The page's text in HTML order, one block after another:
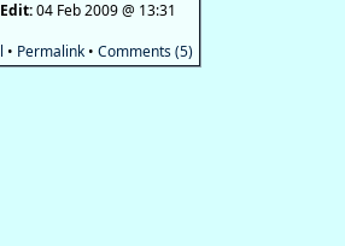
04 Feb 2009 @ 13:31
• Permalink •Comments (5)